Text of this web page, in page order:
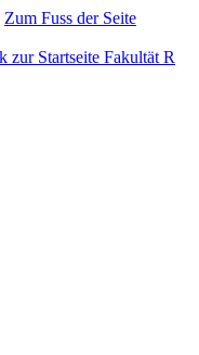
Zum Fuss der Seite
Fakultät R